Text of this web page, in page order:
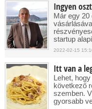
Ingyen
Már egy
startup
2022-02-15
Itt van a
Lehet,
következő
szemben.
gyorsabb